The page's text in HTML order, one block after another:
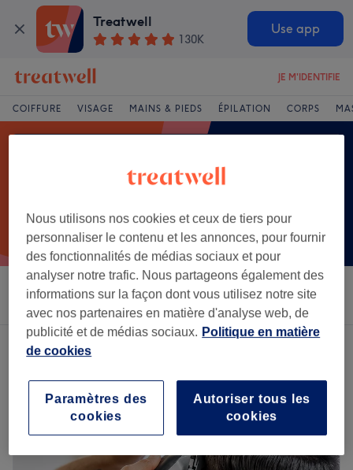
Treatwell
130K
Use app
JE M'IDENTIFIE
COIFFURE VISAGE MAINS & PIEDS ÉPILATION CORPS
Trier par Salons Offres Express Note
Un établissement offrant:
coloration cheveux homme près de Petites Roches, Dijon
Nous utilisons nos cookies et ceux de tiers pour
personnaliser le contenu et les annonces, pour fournir
des fonctionnalités de médias sociaux et pour
analyser notre trafic. Nous partageons également des
informations sur la façon dont vous utilisez notre site
avec nos partenaires en matière d'analyse web, de
publicité et de médias sociaux. Politique en matière
de cookies
Autoriser tous les
cookies
Paramètres des
cookies